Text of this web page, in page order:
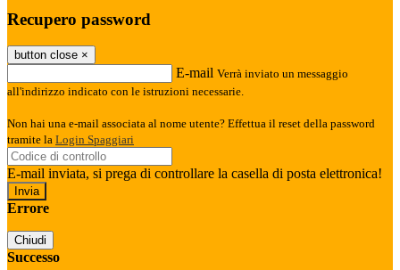
Recupero password
button close ×
E-mail Verrà inviato un messaggio
all'indirizzo indicato con le istruzioni necessarie.
Non hai una e-mail associata al nome utente? Effettua il reset della password
tramite la Login Spaggiari
E-mail inviata, si prega di controllare la casella di posta elettronica!
Errore
Chiudi
Successo